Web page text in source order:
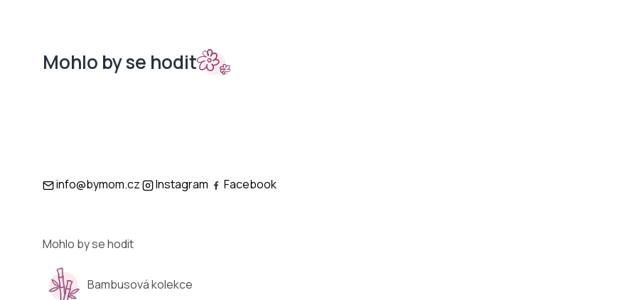
Mohlo by se hodit
info@bymom.cz Instagram Facebook
Mohlo by se hodit
Bambusová kolekce